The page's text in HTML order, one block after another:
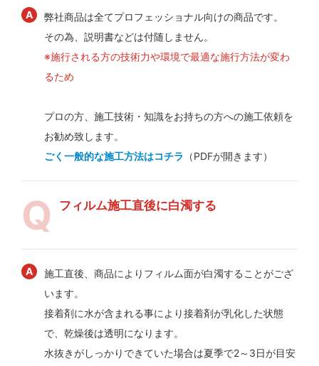
弊社商品は全てプロフェッショナル向けの商品です。
その為、説明書などは付随しません。
※施行される方の技術力や環境で最適な施行方法が変わ
るため
プロの方、施工技術・知識をお持ちの方への施工依頼を
お勧め致します。
ごく一般的な施工方法はコチラ （PDFが開きます）
フィルム施工直後に白濁する
施工直後、商品によりフィルム面が白濁することがござ
います。
接着剤に水が含まれる事により接着剤が乳化した状態
で、乾燥後は透明になります。
水抜きがしっかりできていた場合は夏季で2～3日が目安